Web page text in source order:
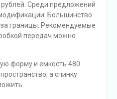
Среди предложений
Большинство
границы. Рекомендуемые
передач можно
форму и емкость 480
а спинку